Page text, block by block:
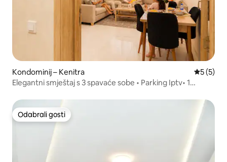
Kondominij – Kenitra
5 (5)
Elegantni smještaj s 3 spavaće sobe • Parking Iptv• 1
Odabrali gosti
Odabrali gosti